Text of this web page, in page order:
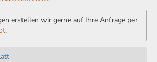
erstellen wir gerne auf Ihre Anfrage per
.